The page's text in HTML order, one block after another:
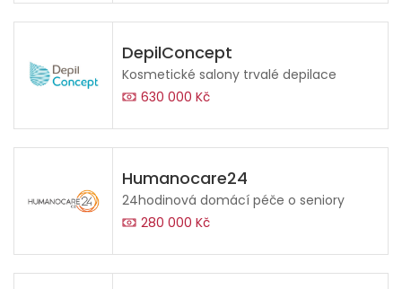
DepilConcept
Kosmetické salony trvalé depilace
630 000 Kč
Humanocare24
24hodinová domácí péče o seniory
280 000 Kč